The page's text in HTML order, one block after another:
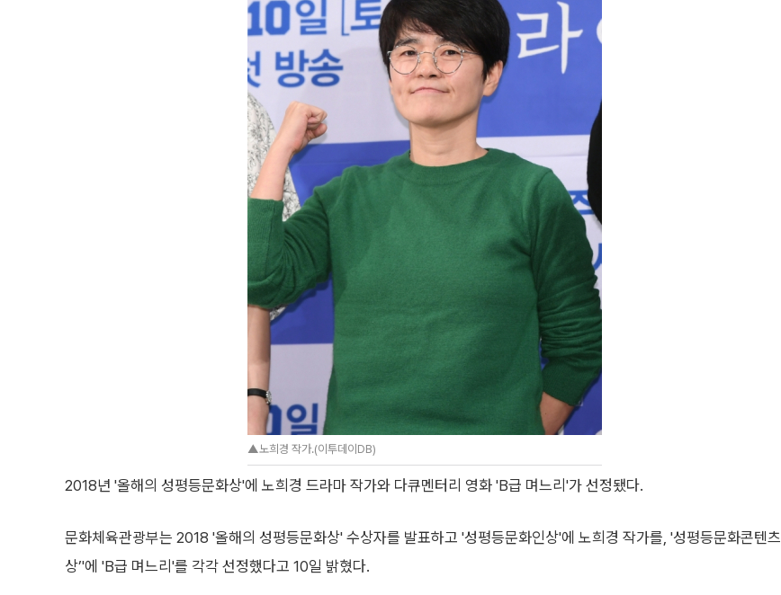
▲노희경 작가.(이투데이DB)
2018년 '올해의 성평등문화상'에 노희경 드라마 작가와 다큐멘터리 영화 'B급 며느리'가 선정됐다.
문화체육관광부는 2018 '올해의 성평등문화상' 수상자를 발표하고 '성평등문화인상'에 노희경 작가를, '성평등문화콘텐츠
상’'에 'B급 며느리'를 각각 선정했다고 10일 밝혔다.